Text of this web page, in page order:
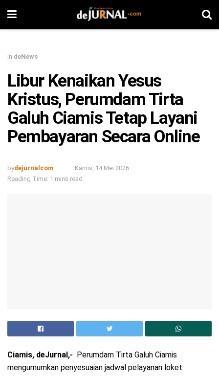
in deNews
Libur Kenaikan Yesus
Kristus, Perumdam Tirta
Galuh Ciamis Tetap Layani
Pembayaran Secara Online
bydejurnalcom
Kamis, 14 Mei 2026
Reading Time: 1 mins read
Ciamis, deJurnal,- Perumdam Tirta Galuh Ciamis
mengumumkan penyesuaian jadwal pelayanan loket